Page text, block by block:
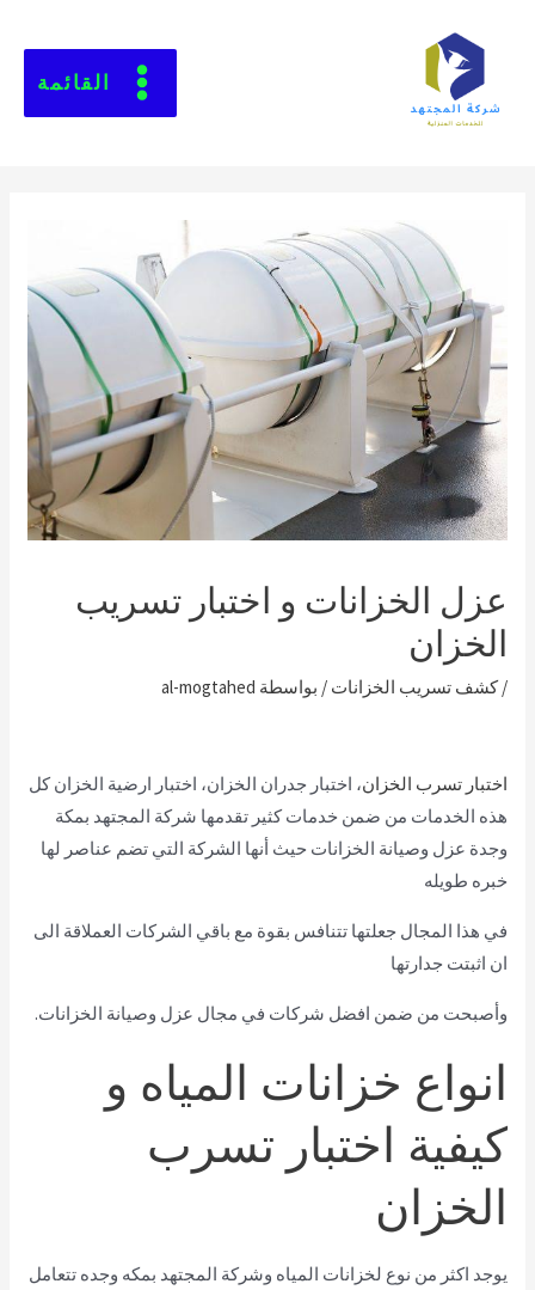
القائمة
عزل الخزانات و اختبار تسريب
الخزان
/كشف تسريب الخزانات / بواسطة al-mogtahed
اختبار تسرب الخزان، اختبار جدران الخزان، اختبار ارضية الخزان كل
هذه الخدمات من ضمن خدمات كثير تقدمها شركة المجتهد بمكة
وجدة عزل وصيانة الخزانات حيث أنها الشركة التي تضم عناصر لها
خبره طويله
في هذا المجال جعلتها تتنافس بقوة مع باقي الشركات العملاقة الى
ان اثبتت جدارتها
وأصبحت من ضمن افضل شركات في مجال عزل وصيانة الخزانات.
انواع خزانات المياه و
كيفية اختبار تسرب
الخزان
يوجد اكثر من نوع لخزانات المياه وشركة المجتهد بمكه وجده تتعامل